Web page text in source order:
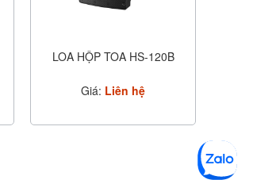
LOA HỘP TOA HS-120B
Giá: Liên hệ